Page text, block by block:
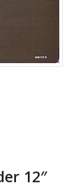
12″